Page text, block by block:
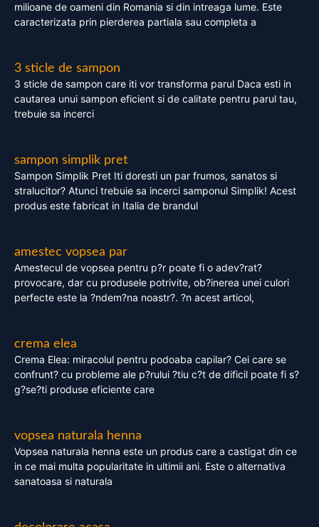
milioane de oameni din Romania si din intreaga lume. Este
caracterizata prin pierderea partiala sau completa a
3 sticle de sampon
3 sticle de sampon care iti vor transforma parul Daca esti in
cautarea unui sampon eficient si de calitate pentru parul tau,
trebuie sa incerci
sampon simplik pret
Sampon Simplik Pret Iti doresti un par frumos, sanatos si
stralucitor? Atunci trebuie sa incerci samponul Simplik! Acest
produs este fabricat in Italia de brandul
amestec vopsea par
Amestecul de vopsea pentru p?r poate fi o adev?rat?
provocare, dar cu produsele potrivite, ob?inerea unei culori
perfecte este la ?ndem?na noastr?. ?n acest articol,
crema elea
Crema Elea: miracolul pentru podoaba capilar? Cei care se
confrunt? cu probleme ale p?rului ?tiu c?t de dificil poate fi s?
g?se?ti produse eficiente care
vopsea naturala henna
Vopsea naturala henna este un produs care a castigat din ce
in ce mai multa popularitate in ultimii ani. Este o alternativa
sanatoasa si naturala